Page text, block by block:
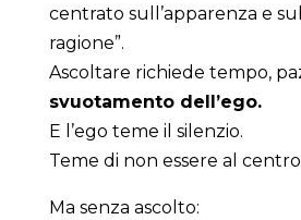
centrato sull’apparenza e
ragione”.
Ascoltare richiede tempo,
svuotamento dell’ego.
E l’ego teme il silenzio.
Teme di non essere al
Ma senza ascolto: